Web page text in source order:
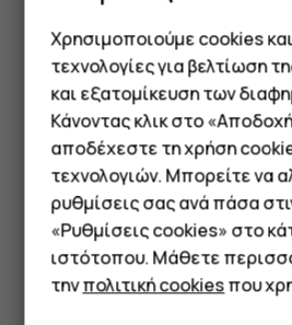
Smartphone
Τηλέφωνα
Tablet
Στο Chrome,
Πατήστε στο πλαίσιο που
διεύθυνσης.
Πατήστε στην καρτέλα που
Κλείσιμο καρτέλας
Στο Chrome,
Πατήστε στο πλαίσιο που
Χρησιμοποιούμε cookies
τεχνολογίες για βελτίωση
και εξατομίκευση των
Κάνοντας κλικ στο
αποδέχεστε τη χρήση
τεχνολογιών. Μπορείτε να
ρυθμίσεις σας ανά πάσα
«Ρυθμίσεις cookies» στο
ιστότοπου. Μάθετε
τηνπολιτική cookiesπου